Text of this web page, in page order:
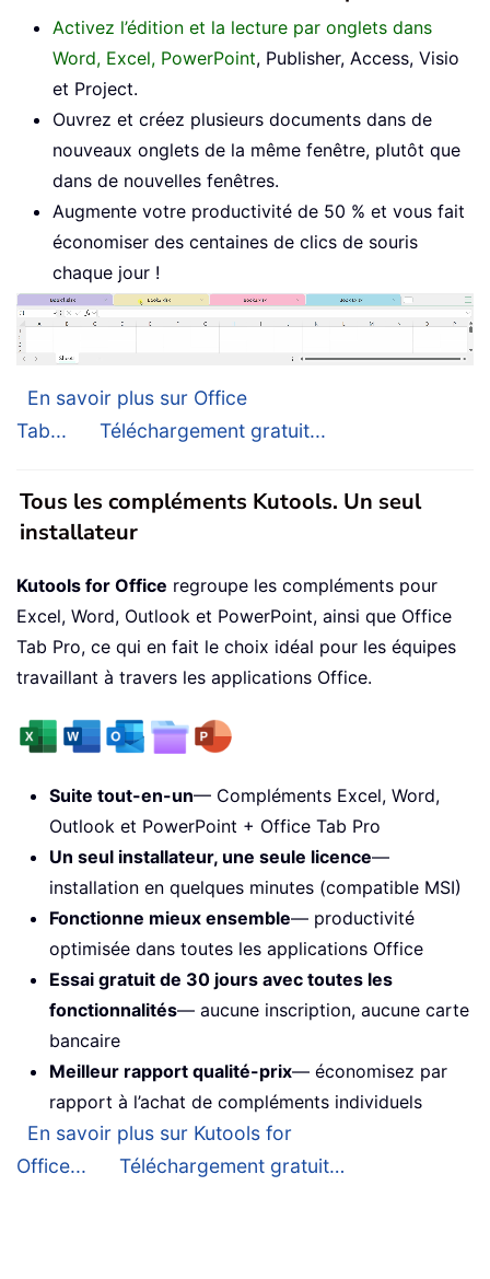
Activez l’édition et la lecture par onglets dans
Word, Excel, PowerPoint, Publisher, Access, Visio
et Project.
Ouvrez et créez plusieurs documents dans de
nouveaux onglets de la même fenêtre, plutôt que
dans de nouvelles fenêtres.
Augmente votre productivité de 50 % et vous fait
économiser des centaines de clics de souris
chaque jour !
En savoir plus sur Office
Tab...
Téléchargement gratuit...
Tous les compléments Kutools. Un seul
installateur
Kutools for Office regroupe les compléments pour
Excel, Word, Outlook et PowerPoint, ainsi que Office
Tab Pro, ce qui en fait le choix idéal pour les équipes
travaillant à travers les applications Office.
Suite tout-en-un— Compléments Excel, Word,
Outlook et PowerPoint + Office Tab Pro
Un seul installateur, une seule licence—
installation en quelques minutes (compatible MSI)
Fonctionne mieux ensemble— productivité
optimisée dans toutes les applications Office
Essai gratuit de 30 jours avec toutes les
fonctionnalités— aucune inscription, aucune carte
bancaire
Meilleur rapport qualité-prix— économisez par
rapport à l’achat de compléments individuels
En savoir plus sur Kutools for
Office...
Téléchargement gratuit…